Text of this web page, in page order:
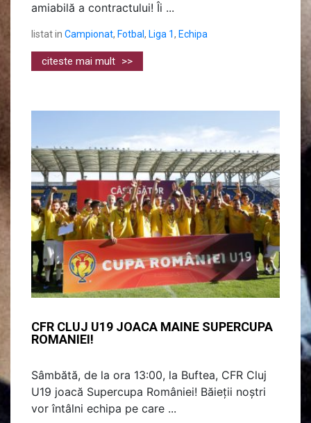
amiabilă a contractului! Îi ...
listat in Campionat, Fotbal, Liga 1, Echipa
citeste mai mult >>
CFR CLUJ U19 JOACA MAINE SUPERCUPA
ROMANIEI!
Sâmbătă, de la ora 13:00, la Buftea, CFR Cluj
U19 joacă Supercupa României! Băieții noștri
vor întâlni echipa pe care ...